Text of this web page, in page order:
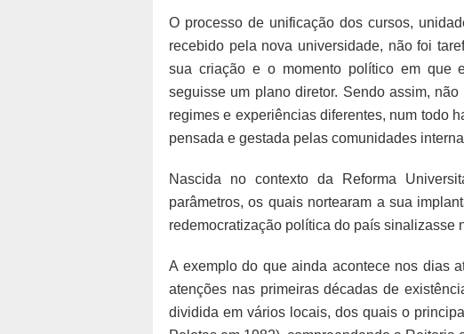
O processo de unificação dos cursos,
recebido pela nova universidade, não foi
sua criação e o momento político em que
seguisse um plano diretor. Sendo assim,
regimes e experiências diferentes, num todo
pensada e gestada pelas comunidades
Nascida no contexto da Reforma
parâmetros, os quais nortearam a sua
redemocratização política do país sinalizasse
A exemplo do que ainda acontece nos dias
atenções nas primeiras décadas de
dividida em vários locais, dos quais o